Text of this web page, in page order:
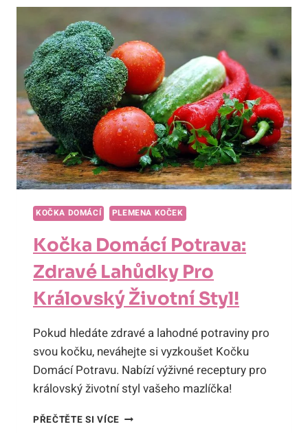
INOVACE
PRO
AKTIVNÍ
KRÁLOVSKÝ
ŽIVOT!
KOČKA DOMÁCÍ PLEMENA KOČEK
Kočka Domácí Potrava:
Zdravé Lahůdky Pro
Královský Životní Styl!
Pokud hledáte zdravé a lahodné potraviny pro
svou kočku, neváhejte si vyzkoušet Kočku
Domácí Potravu. Nabízí výživné receptury pro
královský životní styl vašeho mazlíčka!
PŘEČTĚTE SI VÍCEKOČKA